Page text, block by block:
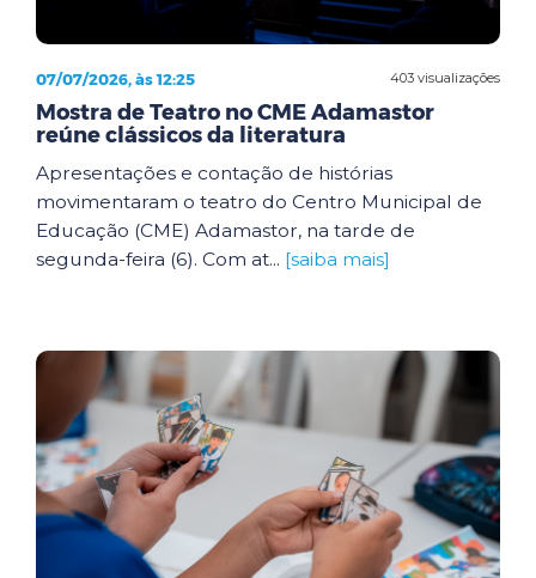
403 visualizações
07/07/2026, às 12:25
Mostra de Teatro no CME Adamastor
reúne clássicos da literatura
Apresentações e contação de histórias
movimentaram o teatro do Centro Municipal de
Educação (CME) Adamastor, na tarde de
segunda-feira (6). Com at... [saiba mais]